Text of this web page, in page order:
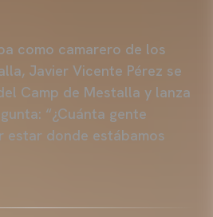
como camarero de los
Javier Vicente Pérez se
Camp de Mestalla y lanza
“¿Cuánta gente
estar donde estábamos